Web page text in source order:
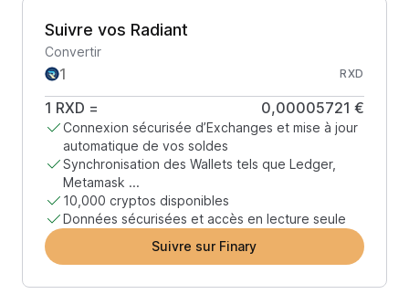
Suivre vos Radiant
Convertir
RXD
1 RXD = 0,00005721 €
Connexion sécurisée d’Exchanges et mise à jour
automatique de vos soldes
Synchronisation des Wallets tels que Ledger,
Metamask ...
10,000 cryptos disponibles
Données sécurisées et accès en lecture seule
Suivre sur Finary